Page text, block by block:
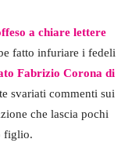
a chiare lettere
fatto infuriare i fedeli
Fabrizio Corona di
svariati commenti sui
che lascia pochi
figlio.